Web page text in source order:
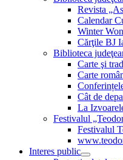
Revista
Calendar
Winter
Cărţile BJ
Biblioteca
Carte şi
Carte
Cât de
La
Festivalul
Festivalul
Interes public